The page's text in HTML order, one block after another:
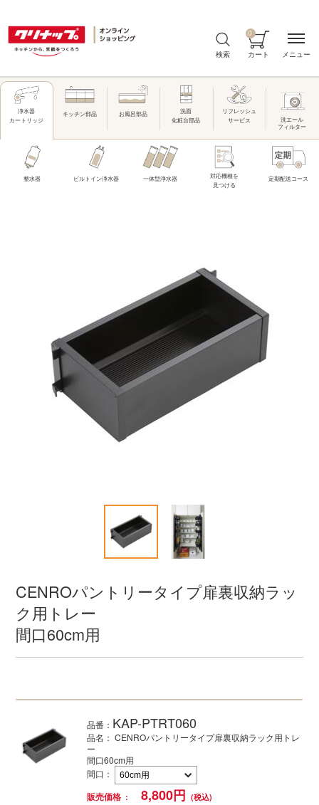
検索 カート
0
浄水器
カートリッジ
キッチン部品 お風呂部品
洗面
化粧台部品
リフレッシュ
サービス
洗エール
フィルター
整水器 ビルトイン浄水器 一体型浄水器
対応機種を
見つける
定期配送コース
CENROパントリータイプ扉裏収納ラッ
ク用トレー
間口60cm用
品番： KAP-PTRT060
品名： CENROパントリータイプ扉裏収納ラック用トレ
ー
間口60cm用
間口 ：
販売価格
8,800円
メニュー